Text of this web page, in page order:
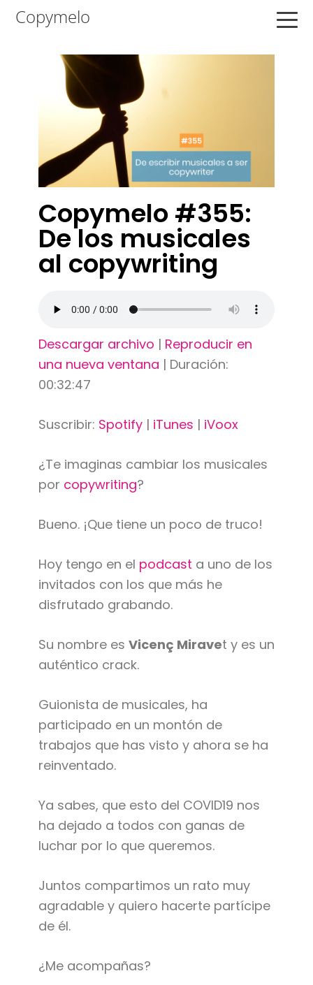
Saltar
navegación
Saltar
Saltar
Copymelo
Copymelo #355:
De los musicales
al copywriting
Descargar archivo | Reproducir en
una nueva ventana | Duración:
00:32:47
Suscribir: Spotify| iTunes | iVoox
¿Te imaginas cambiar los musicales
por copywriting?
Bueno. ¡Que tiene un poco de truco!
Hoy tengo en el podcast a uno de los
invitados con los que más he
disfrutado grabando.
Su nombre es Vicenç Miravet y es un
auténtico crack.
Guionista de musicales, ha
participado en un montón de
trabajos que has visto y ahora se ha
reinventado.
Ya sabes, que esto del COVID19 nos
ha dejado a todos con ganas de
luchar por lo que queremos.
Juntos compartimos un rato muy
agradable y quiero hacerte partícipe
de él.
¿Me acompañas?